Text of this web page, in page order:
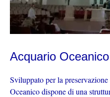
Acquario Oceanico
Sviluppato per la
Oceanico dispone di una